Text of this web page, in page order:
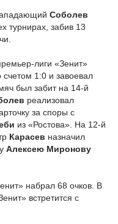
Соболев
турнирах, забив 13
лиги «Зенит»
1:0 и завоевал
был забит на 14-й
реализовал
за споры с
из «Ростова». На 12-й
Карасев назначил
Алексею Миронову
набрал 68 очков. В
встретится с